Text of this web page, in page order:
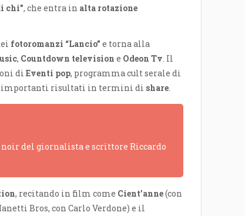
chi”, che entra in alta rotazione
fotoromanzi “Lancio” e torna alla
, Countdown television e Odeon Tv. Il
di Eventi pop, programma cult serale di
importanti risultati in termini di share.
del giornalista e scrittore Riccardo
, recitando in film come Cient’anne(con
Bros, con Carlo Verdone) e il